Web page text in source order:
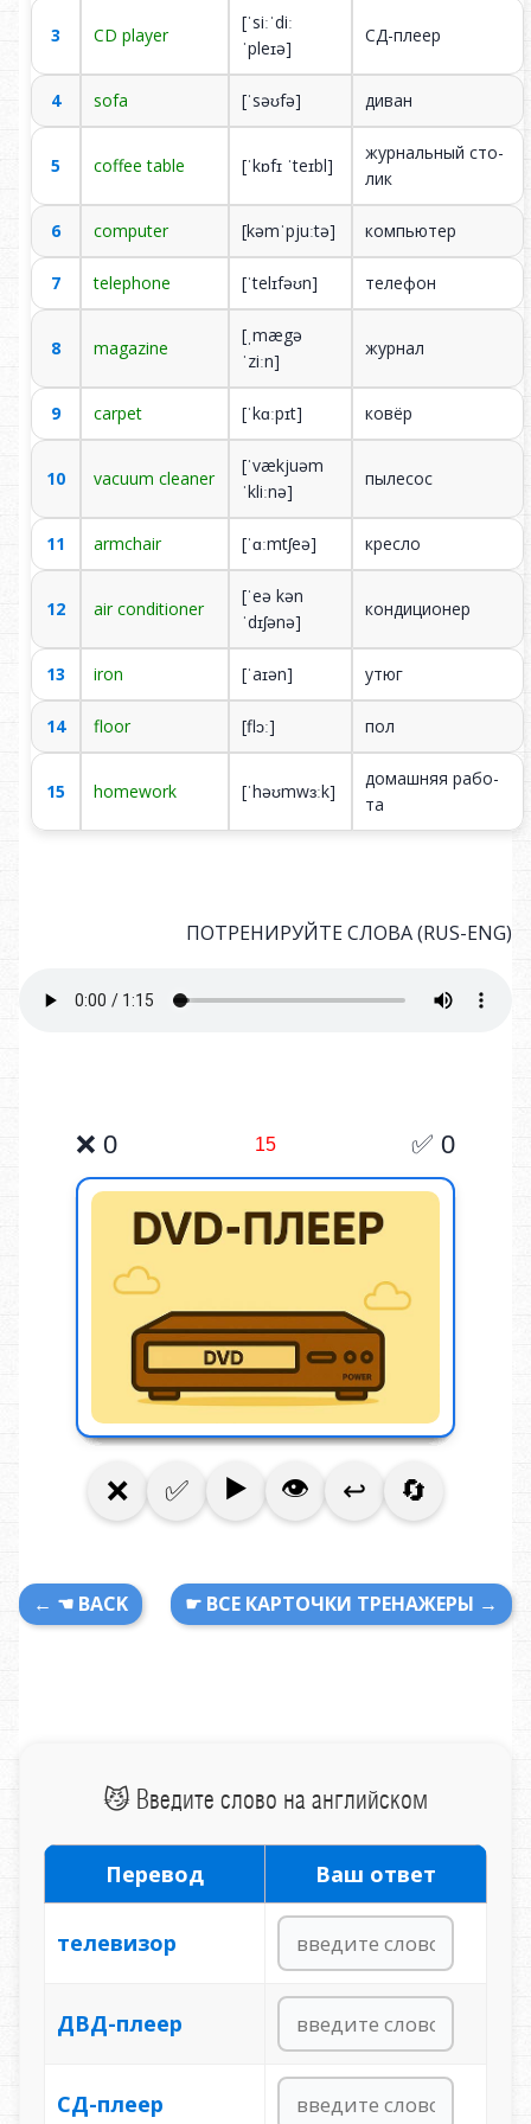
3 CD player
[ˈsiːˈdiː
ˈpleɪə]
СД-пле­ер
4 sofa [ˈsəʊfə] ди­ван
5 coffee table [ˈkɒfɪ ˈteɪbl]
жур­наль­ный сто­
лик
6 computer [kəmˈpjuːtə] ком­пью­тер
7 telephone [ˈtelɪfəʊn] те­ле­фон
8 magazine
[ˌmægə
ˈziːn]
жур­нал
9 carpet [ˈkɑːpɪt] ко­вёр
10 vacuum cleaner
[ˈvækjuəm
ˈkliːnə]
пы­ле­сос
11 armchair [ˈɑːmtʃeə] кре­сло
12 air conditioner
[ˈeə kən
ˈdɪʃənə]
кон­ди­ци­о­нер
13 iron [ˈaɪən] у­тюг
14 floor [flɔː] пол
15 homework [ˈhəʊmwɜːk]
до­маш­няя ра­бо­
та
ПОТРЕНИРУЙТЕ СЛОВА (RUS-ENG)
← ☚ BACK ☛ ВСЕ КАРТОЧКИ ТРЕНАЖЕРЫ →
😼 Введите слово на английском
Перевод Ваш ответ
телевизор
ДВД-плеер
СД-плеер